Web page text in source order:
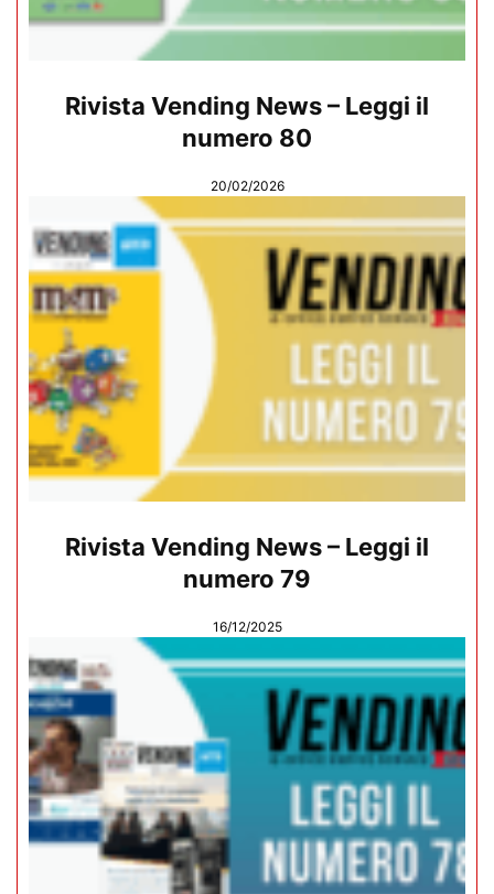
Rivista Vending News – Leggi il
numero 80
20/02/2026
Rivista Vending News – Leggi il
numero 79
16/12/2025